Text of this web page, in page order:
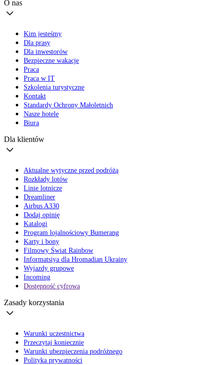
O nas
Kim jesteśmy
Dla prasy
Dla inwestorów
Bezpieczne wakacje
Praca
Praca w IT
Szkolenia turystyczne
Kontakt
Standardy Ochrony Małoletnich
Nasze hotele
Biura
Dla klientów
Aktualne wytyczne przed podróżą
Rozkłady lotów
Linie lotnicze
Dreamliner
Airbus A330
Dodaj opinię
Katalogi
Program lojalnościowy Bumerang
Karty i bony
Filmowy Świat Rainbow
Informatsiya dla Hromadian Ukrainy
Wyjazdy grupowe
Incoming
Dostępność cyfrowa
Zasady korzystania
Warunki uczestnictwa
Przeczytaj koniecznie
Warunki ubezpieczenia podróżnego
Polityka prywatności